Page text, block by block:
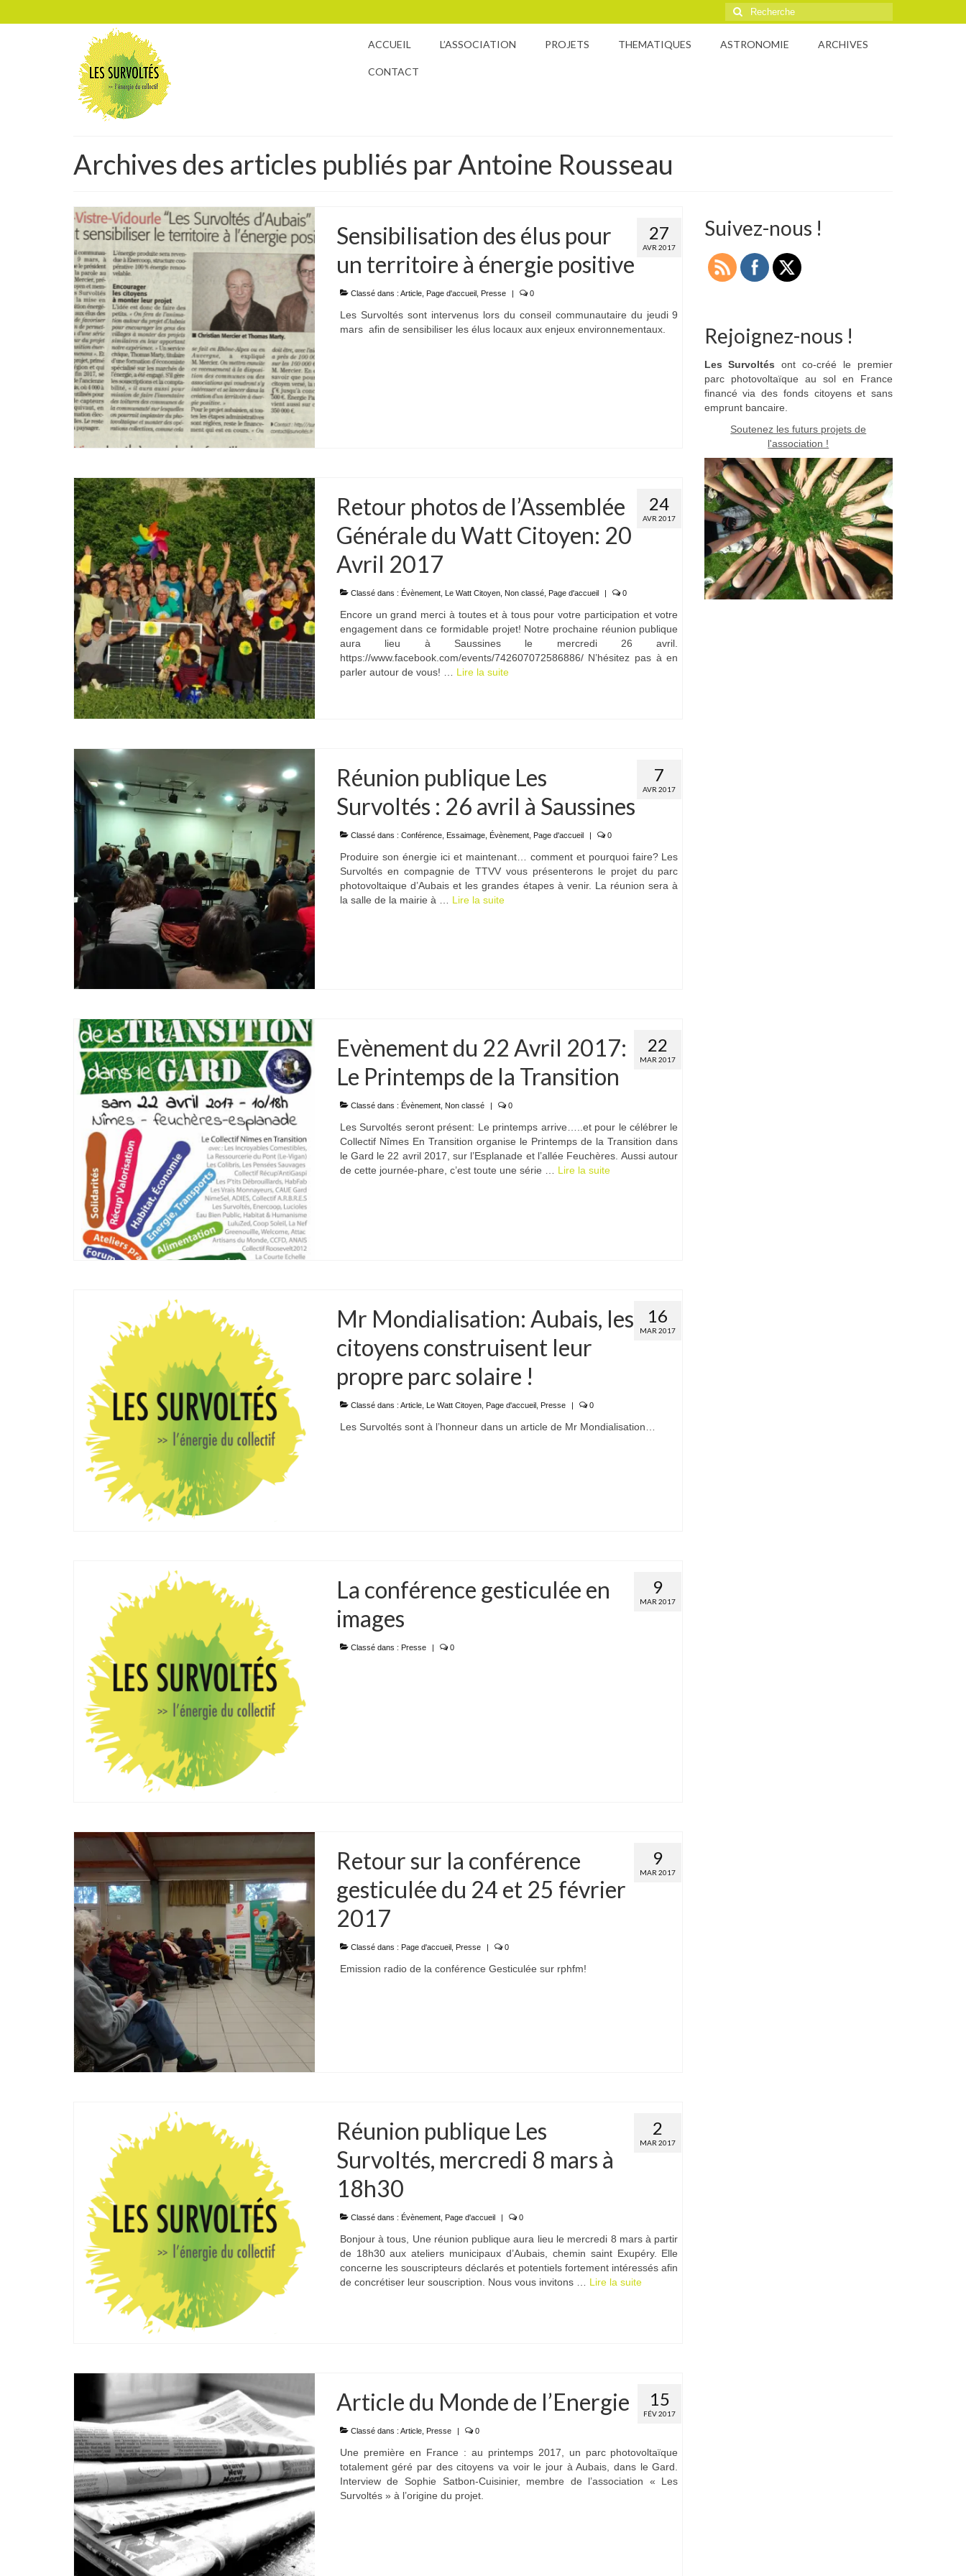
Rechercher
:
ACCUEIL L’ASSOCIATION PROJETS THEMATIQUES ASTRONOMIE ARCHIVES
CONTACT
Archives des articles publiés par Antoine Rousseau
27
AVR 2017
Sensibilisation des élus pour
un territoire à énergie positive
Classé dans : Article, Page d'accueil, Presse | 0
Les Survoltés sont intervenus lors du conseil communautaire du jeudi 9
mars afin de sensibiliser les élus locaux aux enjeux environnementaux.
24
AVR 2017
Retour photos de l’Assemblée
Générale du Watt Citoyen: 20
Avril 2017
Classé dans : Évènement, Le Watt Citoyen, Non classé, Page d'accueil | 0
Encore un grand merci à toutes et à tous pour votre participation et votre
engagement dans ce formidable projet! Notre prochaine réunion publique
aura lieu à Saussines le mercredi 26 avril.
https://www.facebook.com/events/742607072586886/ N’hésitez pas à en
parler autour de vous! … Lire la suite­­
7
AVR 2017
Réunion publique Les
Survoltés : 26 avril à Saussines
Classé dans : Conférence, Essaimage, Évènement, Page d'accueil | 0
Produire son énergie ici et maintenant… comment et pourquoi faire? Les
Survoltés en compagnie de TTVV vous présenterons le projet du parc
photovoltaique d’Aubais et les grandes étapes à venir. La réunion sera à
la salle de la mairie à … Lire la suite­­
22
MAR 2017
Evènement du 22 Avril 2017:
Le Printemps de la Transition
Classé dans : Évènement, Non classé 0
Les Survoltés seront présent: Le printemps arrive…..et pour le célébrer le
Collectif Nîmes En Transition organise le Printemps de la Transition dans
le Gard le 22 avril 2017, sur l’Esplanade et l’allée Feuchères. Aussi autour
de cette journée-phare, c’est toute une série … Lire la suite­­
16
MAR 2017
Mr Mondialisation: Aubais, les
citoyens construisent leur
propre parc solaire !
Classé dans : Article, Le Watt Citoyen, Page d'accueil, Presse | 0
Les Survoltés sont à l’honneur dans un article de Mr Mondialisation…
9
MAR 2017
La conférence gesticulée en
images
Classé dans : Presse | 0
9
MAR 2017
Retour sur la conférence
gesticulée du 24 et 25 février
2017
Classé dans : Page d'accueil, Presse | 0
Emission radio de la conférence Gesticulée sur rphfm!
2
MAR 2017
Réunion publique Les
Survoltés, mercredi 8 mars à
18h30
Classé dans : Évènement, Page d'accueil 0
Bonjour à tous, Une réunion publique aura lieu le mercredi 8 mars à partir
de 18h30 aux ateliers municipaux d’Aubais, chemin saint Exupéry. Elle
concerne les souscripteurs déclarés et potentiels fortement intéressés afin
de concrétiser leur souscription. Nous vous invitons … Lire la suite­­
15
FÉV 2017
Article du Monde de l’Energie
Classé dans : Article, Presse 0
Une première en France : au printemps 2017, un parc photovoltaïque
totalement géré par des citoyens va voir le jour à Aubais, dans le Gard.
Interview de Sophie Satbon-Cuisinier, membre de l’association « Les
Survoltés » à l’origine du projet.
Suivez-nous !
Rejoignez-nous !
Les Survoltés ont co-créé le premier
parc photovoltaïque au sol en France
financé via des fonds citoyens et sans
emprunt bancaire.
Soutenez les futurs projets de
l'association !